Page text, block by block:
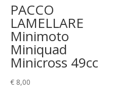
PACCO
LAMELLARE
Minimoto
Miniquad
Minicross 49cc
€ 8,00